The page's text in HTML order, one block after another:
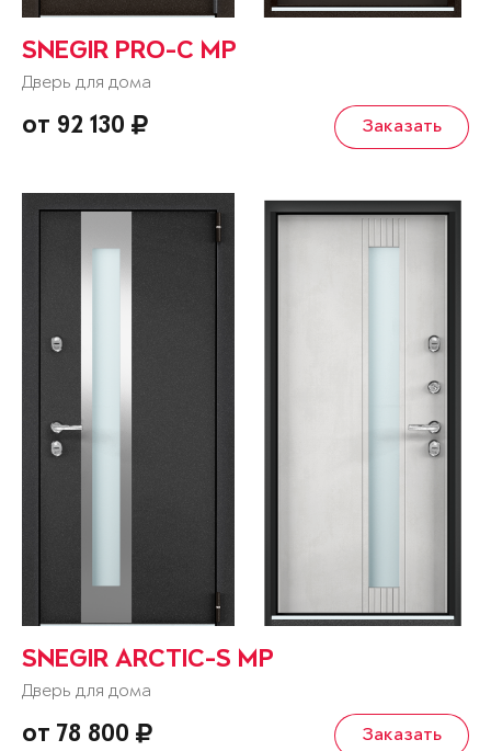
SNEGIR PRO-C MP
Дверь для дома
от 92 130 Заказать
SNEGIR ARCTIC-S MP
Дверь для дома
от 78 800 Заказать